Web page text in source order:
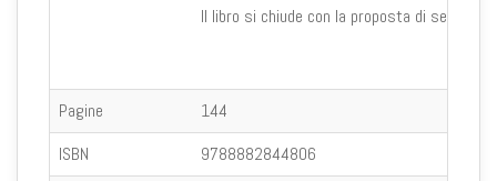
Il libro si chiude con la proposta di sei
Pagine
144
ISBN
9788882844806